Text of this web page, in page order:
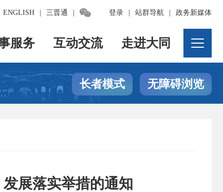
登录 站群导航 政务新媒体
ENGLISH 三晋通 
服务 互动交流 走进大同
长者模式 无障碍浏览
展落实举措的通知